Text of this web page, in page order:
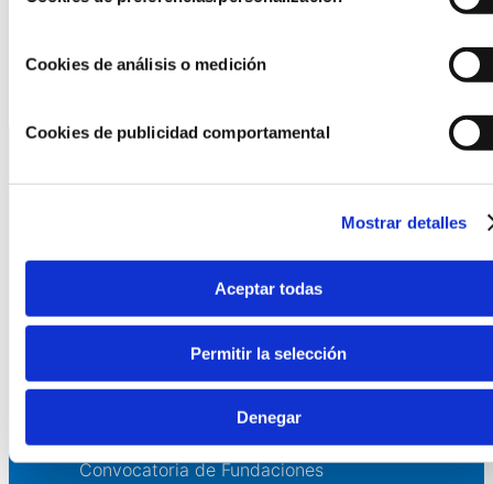
Cookies de análisis o medición
Cookies de publicidad comportamental
Mostrar detalles
Aceptar todas
Permitir la selección
Denegar
estos años la visita de jugadores históricos del
AngulooLuka Doncic .
Quienes somos
Fundaciones Asociadas
Formación y eventos
Convocatoria de Fundaciones